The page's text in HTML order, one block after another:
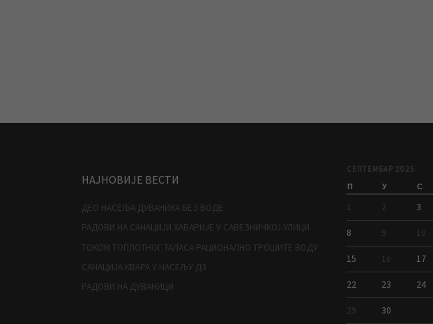
НАЈНОВИЈЕ ВЕСТИ
ДЕО НАСЕЉА ДУВАНИКА БЕЗ ВОДЕ
РАДОВИ НА САНАЦИЈИ ХАВАРИЈЕ У САВЕЗНИЧКОЈ УЛИЦИ
ТОКОМ ТОПЛОТНОГ ТАЛАСА РАЦИОНАЛНО ТРОШИТЕ ВОДУ
САНАЦИЈА КВАРА У НАСЕЉУ Д3
РАДОВИ НА ДУВАНИЦИ
СЕПТЕМБАР 2025.
П У С
1 2 3
8 9 10
15 16 17
22 23 24
29 30